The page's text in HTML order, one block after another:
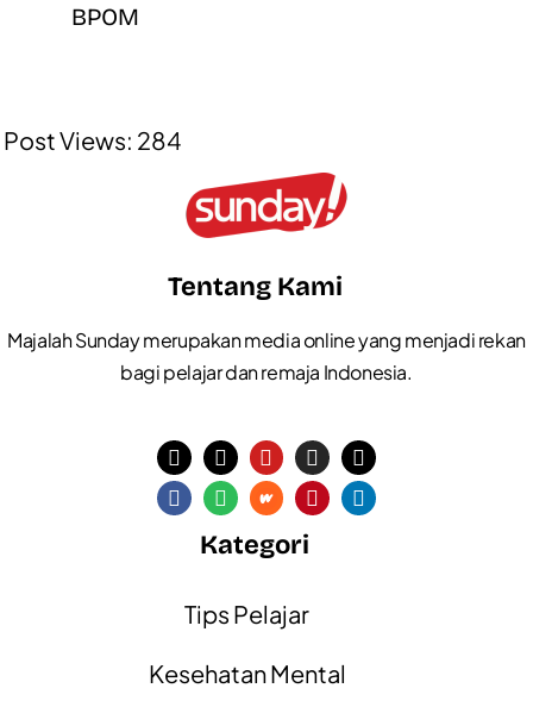
BPOM
Post Views: 284
Tentang Kami
Majalah Sunday merupakan media online yang menjadi rekan
bagi pelajar dan remaja Indonesia.
Kategori
Tips Pelajar
Kesehatan Mental